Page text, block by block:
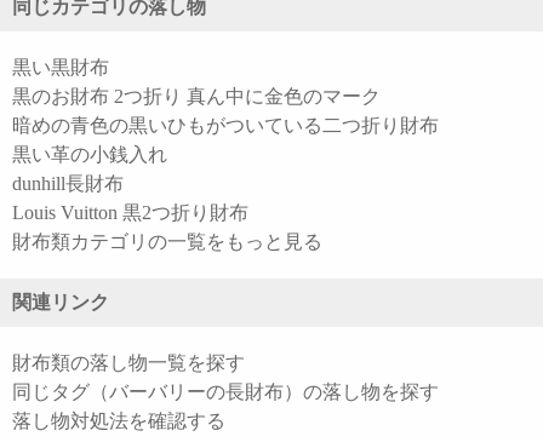
同じカテゴリの落し物
黒い黒財布
黒のお財布 2つ折り 真ん中に金色のマーク
暗めの青色の黒いひもがついている二つ折り財布
黒い革の小銭入れ
dunhill長財布
Louis Vuitton 黒2つ折り財布
財布類カテゴリの一覧をもっと見る
関連リンク
財布類の落し物一覧を探す
同じタグ（バーバリーの長財布）の落し物を探す
落し物対処法を確認する